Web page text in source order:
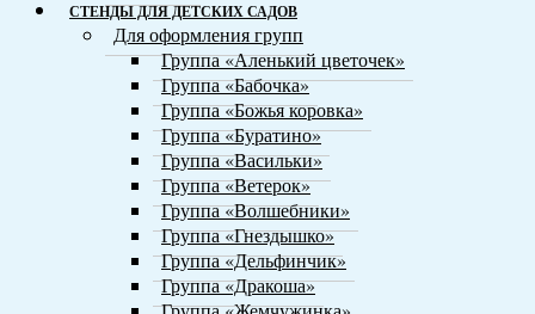
СТЕНДЫ ДЛЯ ДЕТСКИХ САДОВ
Для оформления групп
Группа «Аленький цветочек»
Группа «Бабочка»
Группа «Божья коровка»
Группа «Буратино»
Группа «Васильки»
Группа «Ветерок»
Группа «Волшебники»
Группа «Гнездышко»
Группа «Дельфинчик»
Группа «Дракоша»